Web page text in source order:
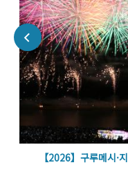
【2026】구루메시·